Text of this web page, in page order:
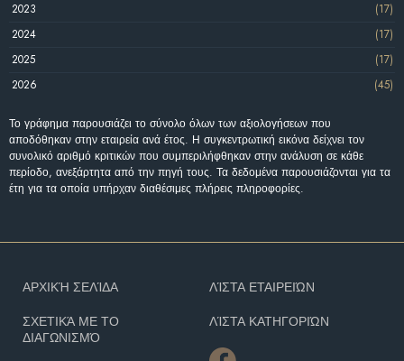
2023
(17)
2024
(17)
2025
(17)
2026
(45)
Το γράφημα παρουσιάζει το σύνολο όλων των αξιολογήσεων που
αποδόθηκαν στην εταιρεία ανά έτος. Η συγκεντρωτική εικόνα δείχνει τον
συνολικό αριθμό κριτικών που συμπεριλήφθηκαν στην ανάλυση σε κάθε
περίοδο, ανεξάρτητα από την πηγή τους. Τα δεδομένα παρουσιάζονται για τα
έτη για τα οποία υπήρχαν διαθέσιμες πλήρεις πληροφορίες.
ΑΡΧΙΚΉ ΣΕΛΊΔΑ
ΣΧΕΤΙΚΆ ΜΕ ΤΟ
ΔΙΑΓΩΝΙΣΜΌ
ΛΊΣΤΑ ΕΤΑΙΡΕΙΏΝ
ΛΊΣΤΑ ΚΑΤΗΓΟΡΙΏΝ